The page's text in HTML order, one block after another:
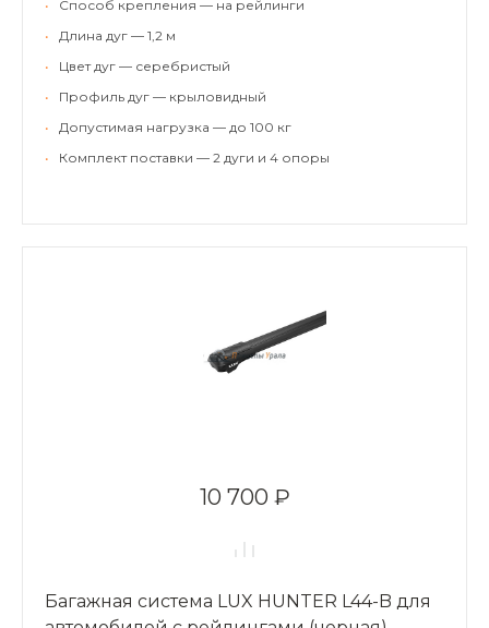
•
Способ крепления — на рейлинги
•
Длина дуг — 1,2 м
•
Цвет дуг — серебристый
•
Профиль дуг — крыловидный
•
Допустимая нагрузка — до 100 кг
•
Комплект поставки — 2 дуги и 4 опоры
10 700 ₽
Багажная система LUX HUNTER L44-B для